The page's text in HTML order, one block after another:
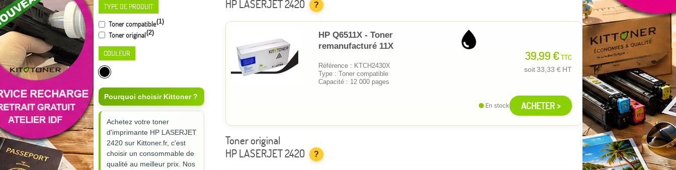
TYPE DE PRODUIT
Toner compatible(1)
Toner original(2)
COULEUR
Pourquoi choisir Kittoner ?
Achetez votre toner
d'imprimante HP LASERJET
2420 sur Kittoner.fr, c'est
choisir un consommable de
qualité au meilleur prix. Nos
HP LASERJET 2420
?
HP Q6511X - Toner
remanufacturé 11X
Référence : KTCH2430X
Type : Toner compatible
Capacité : 12 000 pages
39,99 €TTC
soit33,33 € HT
En stock ACHETER >
Toner original
HP LASERJET 2420
?